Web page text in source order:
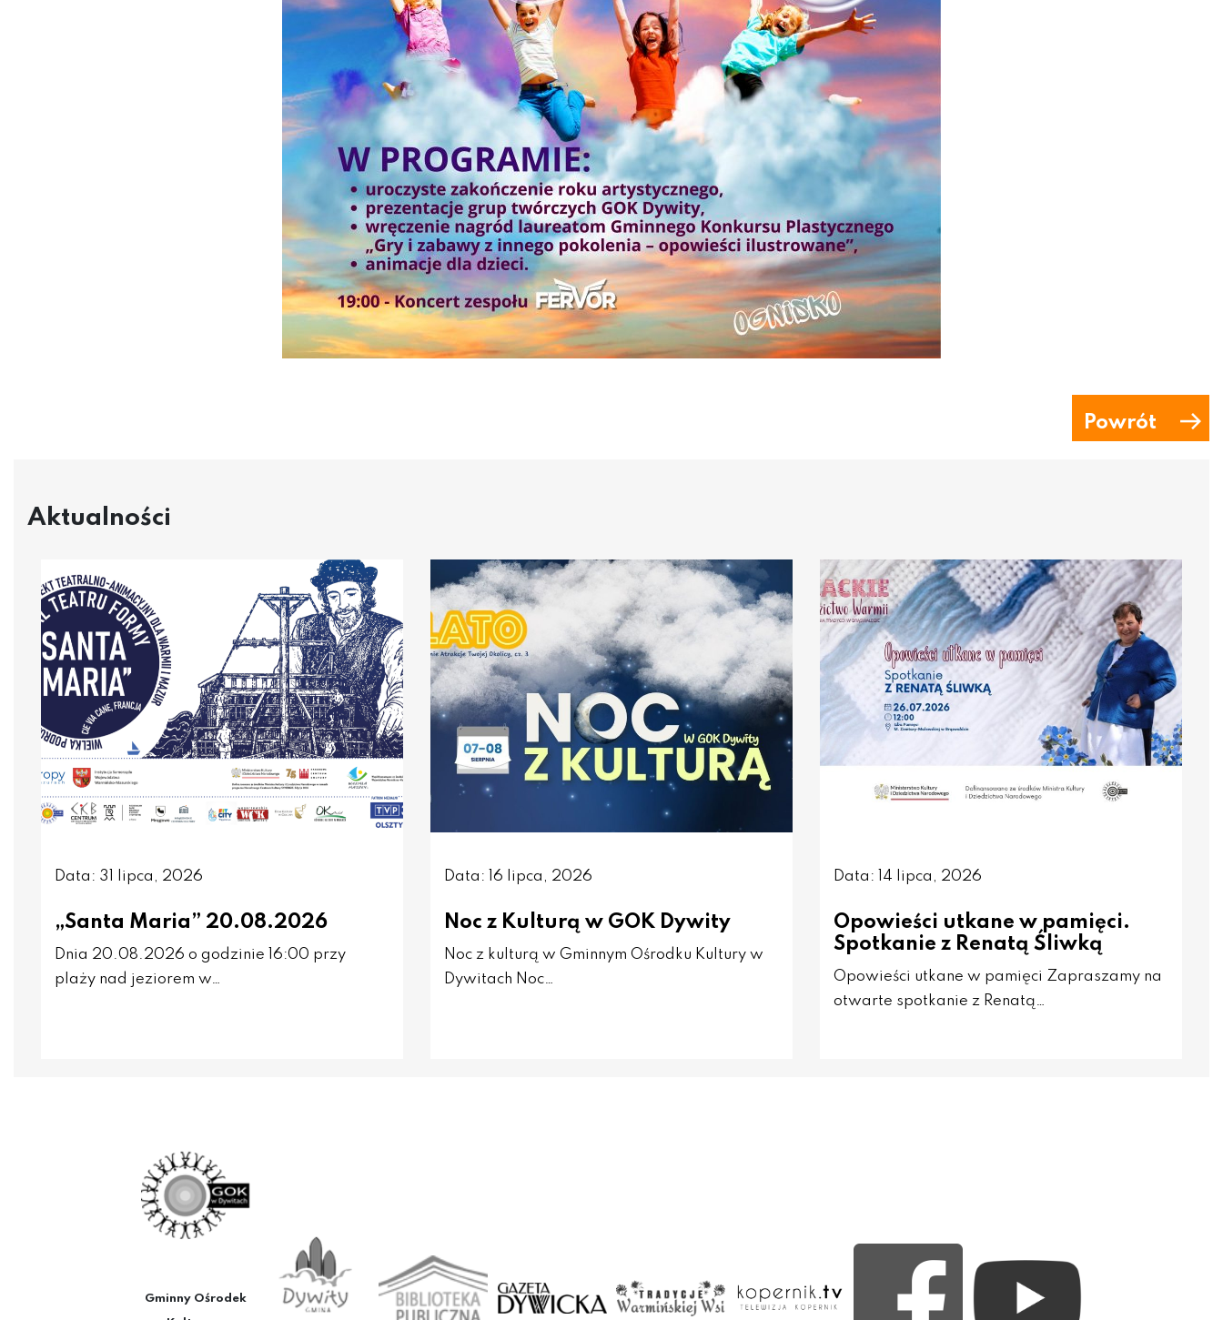
Powrót
Aktualności
Data: 31 lipca, 2026
„Santa Maria” 20.08.2026
Dnia 20.08.2026 o godzinie 16:00 przy
plaży nad jeziorem w…
Data: 16 lipca, 2026
Noc z Kulturą w GOK Dywity
Noc z kulturą w Gminnym Ośrodku Kultury w
Dywitach Noc…
Data: 14 lipca, 2026
Opowieści utkane w pamięci.
Spotkanie z Renatą Śliwką
Opowieści utkane w pamięci Zapraszamy na
otwarte spotkanie z Renatą…
Gminny Ośrodek